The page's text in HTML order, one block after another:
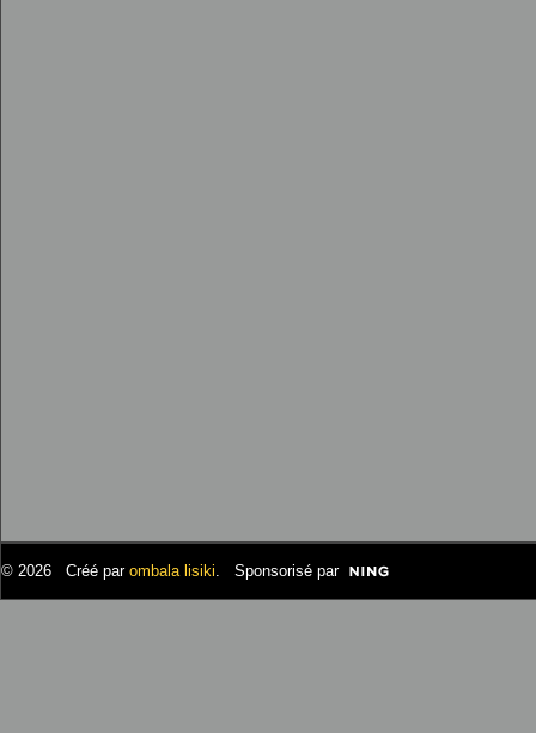
© 2026 Créé par ombala lisiki. Sponsorisé par